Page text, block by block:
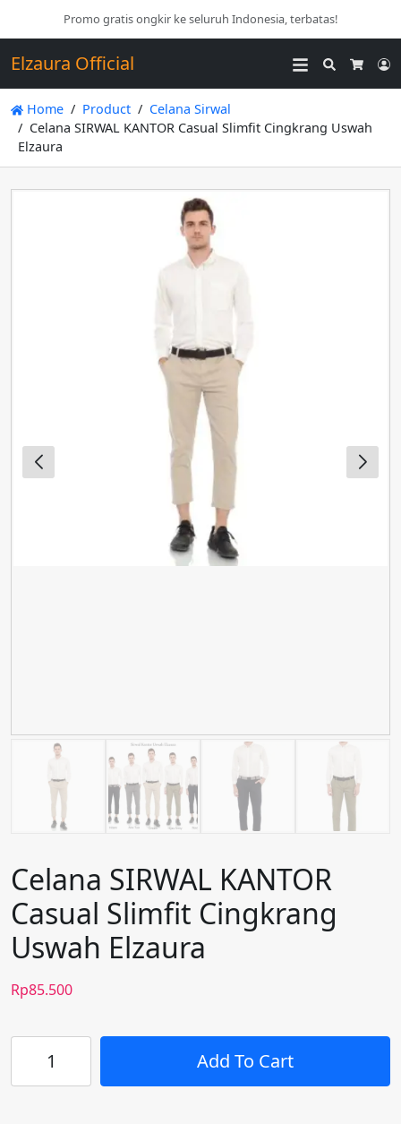
Promo gratis ongkir ke seluruh Indonesia, terbatas!
Elzaura Official
Search
Home Product
Celana Sirwal
Celana SIRWAL KANTOR Casual Slimfit Cingkrang Uswah
Elzaura
Celana SIRWAL KANTOR
Casual Slimfit Cingkrang
Uswah Elzaura
Rp85.500
Celana
SIRWAL
Add To Cart